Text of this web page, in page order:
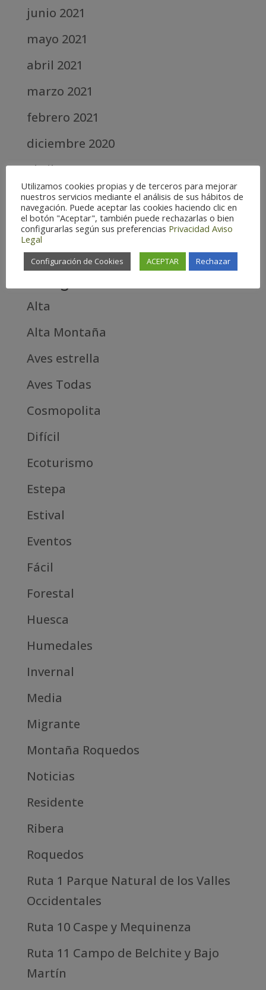
junio 2021
mayo 2021
abril 2021
marzo 2021
febrero 2021
diciembre 2020
abril 2020
marzo 2020
febrero 2019
septiembre 2018
Alta
Alta Montaña
Aves estrella
Aves Todas
Cosmopolita
Difícil
Ecoturismo
Estepa
Estival
Eventos
Fácil
Forestal
Huesca
Humedales
Invernal
Media
Migrante
Montaña Roquedos
Noticias
Residente
Ribera
Roquedos
Ruta 1 Parque Natural de los Valles
Occidentales
Ruta 10 Caspe y Mequinenza
Ruta 11 Campo de Belchite y Bajo
Martín
Utilizamos cookies propias y de terceros para mejorar
nuestros servicios mediante el análisis de sus hábitos de
navegación. Puede aceptar las cookies haciendo clic en
el botón "Aceptar", también puede rechazarlas o bien
configurarlas según sus preferencias Privacidad Aviso
Legal
Configuración de Cookies ACEPTAR Rechazar